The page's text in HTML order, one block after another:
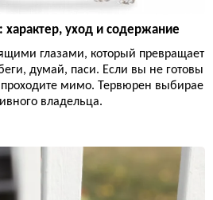
характер, уход и содержание
глазами, который превращает
думай, паси. Если вы не готовы
мимо. Тервюрен выбирае
владельца.